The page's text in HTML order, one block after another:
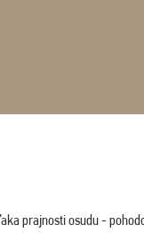
prajnosti osudu -